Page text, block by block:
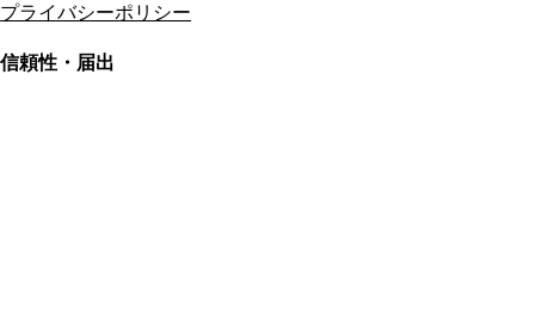
プライバシーポリシー
信頼性・届出